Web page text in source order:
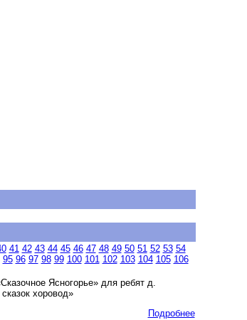
41 42 43 44 45 46 47 48 49 50 51 52 53 54
95 96 97 98 99 100 101 102 103 104 105 106
Ясногорье» для ребят д.
хоровод»
Подробнее